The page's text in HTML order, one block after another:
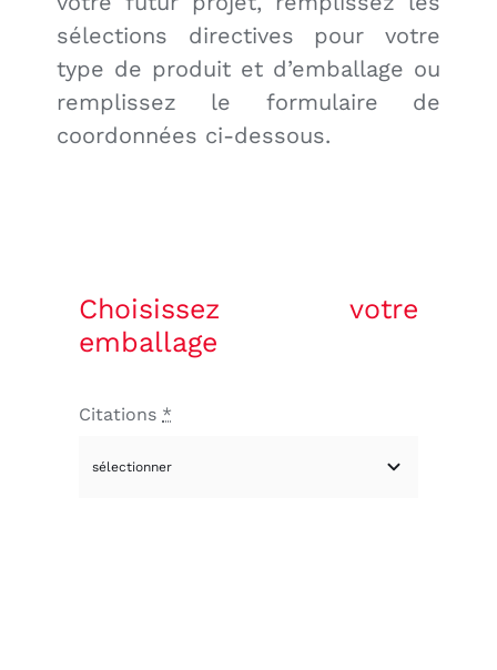
Français
sélections directives pour votre
type de produit et d’emballage ou
remplissez le formulaire de
coordonnées ci-dessous.
Choisissez votre
emballage
Citations *